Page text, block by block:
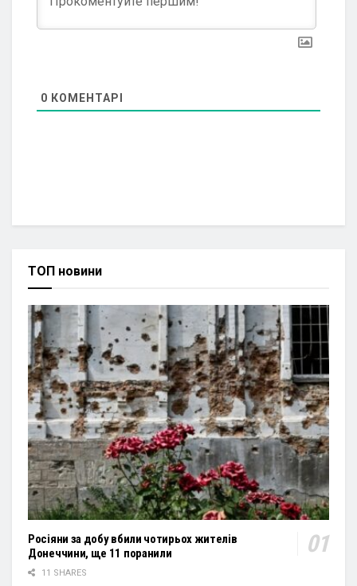
0 КОМЕНТАРІ
ТОП новини
Росіяни за добу вбили чотирьох жителів
Донеччини, ще 11 поранили
11 SHARES